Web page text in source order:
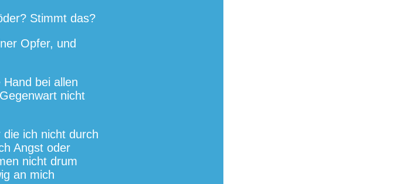
Stimmt das?
Opfer, und
bei allen
nicht
ich nicht durch
Angst oder
nicht drum
an mich